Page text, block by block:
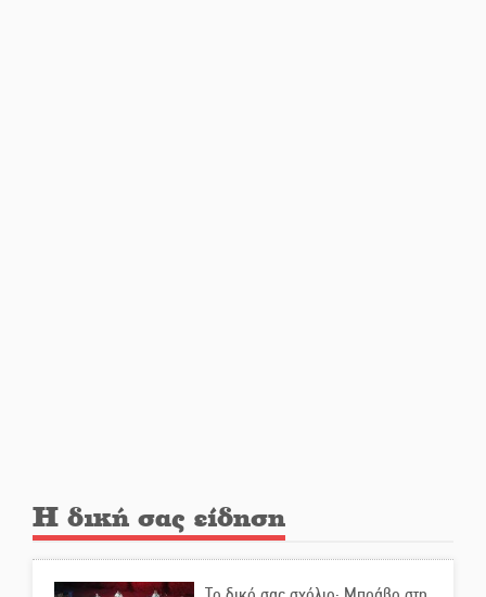
Οδύνη στην Απιδιά για τον χαμό
Η δική σας είδηση